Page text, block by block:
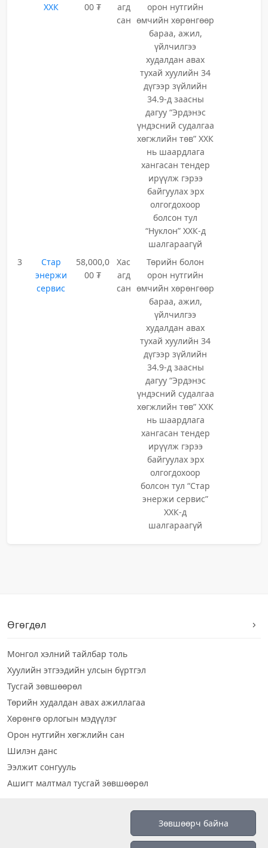
ХХК
00 ₮
агд
сан
орон нутгийн
өмчийн хөрөнгөөр
бараа, ажил,
үйлчилгээ
худалдан авах
тухай хуулийн 34
дүгээр зүйлийн
34.9-д заасны
дагуу “Эрдэнэс
үндэсний судалгаа
хөгжлийн төв” ХХК
нь шаардлага
хангасан тендер
ирүүлж гэрээ
байгуулах эрх
олгогдохоор
болсон тул
“Нуклон” ХХК-д
шалгараагүй
3
Стар
энержи
сервис
58,000,0
00 ₮
Хас
агд
сан
Төрийн болон
орон нутгийн
өмчийн хөрөнгөөр
бараа, ажил,
үйлчилгээ
худалдан авах
тухай хуулийн 34
дүгээр зүйлийн
34.9-д заасны
дагуу “Эрдэнэс
үндэсний судалгаа
хөгжлийн төв” ХХК
нь шаардлага
хангасан тендер
ирүүлж гэрээ
байгуулах эрх
олгогдохоор
болсон тул “Стар
энержи сервис”
ХХК-д
шалгараагүй
Өгөгдөл
Монгол хэлний тайлбар толь
Хуулийн этгээдийн улсын бүртгэл
Тусгай зөвшөөрөл
Төрийн худалдан авах ажиллагаа
Хөрөнгө орлогын мэдүүлэг
Орон нутгийн хөгжлийн сан
Шилэн данс
Ээлжит сонгууль
Ашигт малтмал тусгай зөвшөөрөл
Зөвшөөрч байна